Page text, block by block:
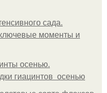
сада.
моменты и
осенью.
гиацинтов осенью